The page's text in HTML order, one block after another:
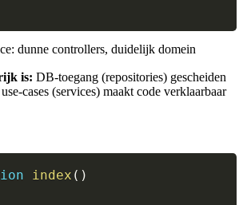
dunne controllers, duidelijk domein
is: DB-toegang (repositories) gescheiden
cases (services) maakt code verklaarbaar
index ( )